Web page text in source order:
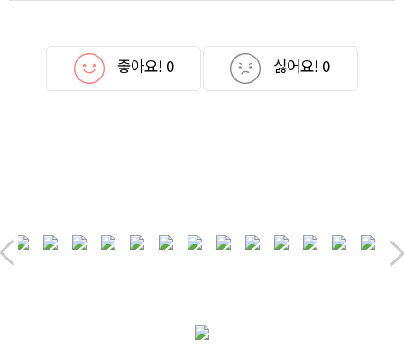
좋아요! 0 싫어요! 0